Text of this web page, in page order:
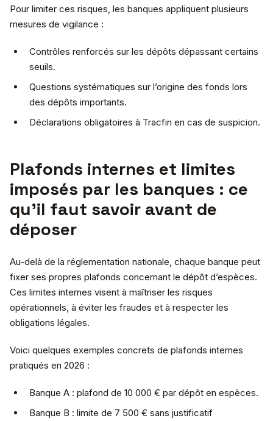
Pour limiter ces risques, les banques appliquent plusieurs
mesures de vigilance :
Contrôles renforcés sur les dépôts dépassant certains
seuils.
Questions systématiques sur l’origine des fonds lors
des dépôts importants.
Déclarations obligatoires à Tracfin en cas de suspicion.
Plafonds internes et limites
imposés par les banques : ce
qu’il faut savoir avant de
déposer
Au-delà de la réglementation nationale, chaque banque peut
fixer ses propres plafonds concernant le dépôt d’espèces.
Ces limites internes visent à maîtriser les risques
opérationnels, à éviter les fraudes et à respecter les
obligations légales.
Voici quelques exemples concrets de plafonds internes
pratiqués en 2026 :
Banque A : plafond de 10 000 € par dépôt en espèces.
Banque B : limite de 7 500 € sans justificatif